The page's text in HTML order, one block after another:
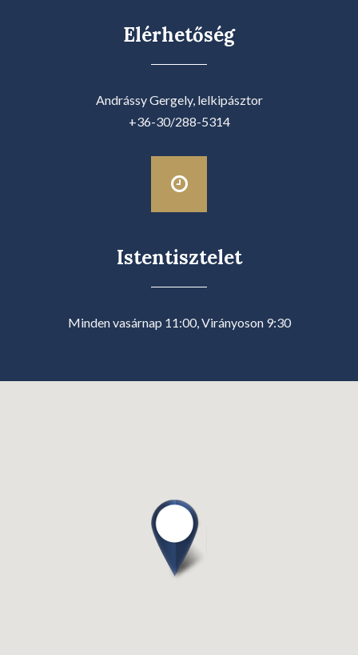
Elérhetőség
Andrássy Gergely, lelkipásztor
+36-30/288-5314
Istentisztelet
Minden vasárnap 11:00, Virányoson 9:30